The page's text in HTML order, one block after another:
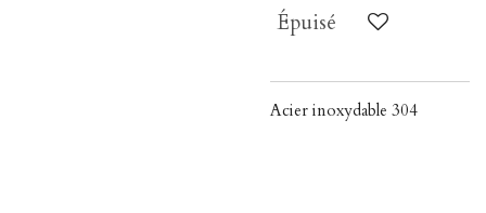
Épuisé
Acier inoxydable 304